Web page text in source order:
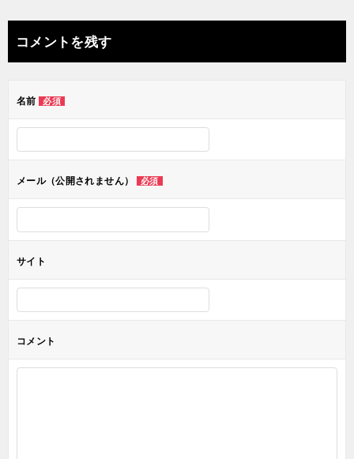
ナ
ビ
ー
ン
コメントを残す
名前 必須
メール（公開されません） 必須
サイト
コメント